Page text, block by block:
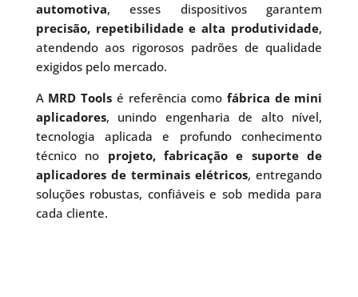
automotiva, esses dispositivos garantem
precisão, repetibilidade e alta produtividade,
atendendo aos rigorosos padrões de qualidade
exigidos pelo mercado.
A MRD Tools é referência como fábrica de mini
aplicadores, unindo engenharia de alto nível,
tecnologia aplicada e profundo conhecimento
técnico no projeto, fabricação e suporte de
aplicadores de terminais elétricos, entregando
soluções robustas, confiáveis e sob medida para
cada cliente.